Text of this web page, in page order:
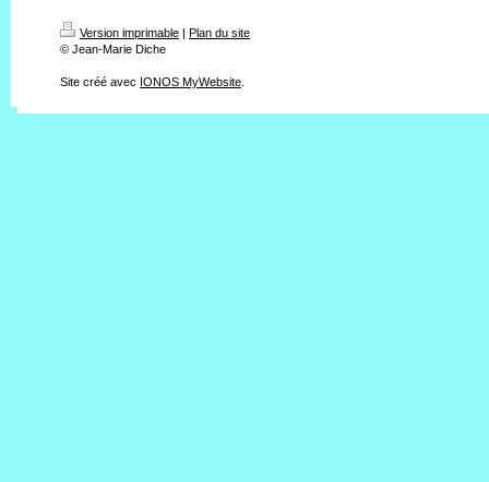
Version imprimable | Plan du site
© Jean-Marie Diche
Site créé avec IONOS MyWebsite